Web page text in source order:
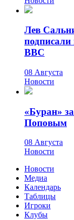
Лев
ВВС
08 Августа
Новости
«Буран»
Поповым
08 Августа
Новости
Новости
Медиа
Календарь
Таблицы
Игроки
Клубы